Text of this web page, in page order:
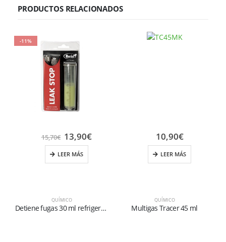
PRODUCTOS RELACIONADOS
-11%
QUÍMICO
Detiene fugas 30 ml refrigeración
15,70€ 13,90€
LEER MÁS
QUÍMICO
Multigas Tracer 45 ml
10,90€
LEER MÁS